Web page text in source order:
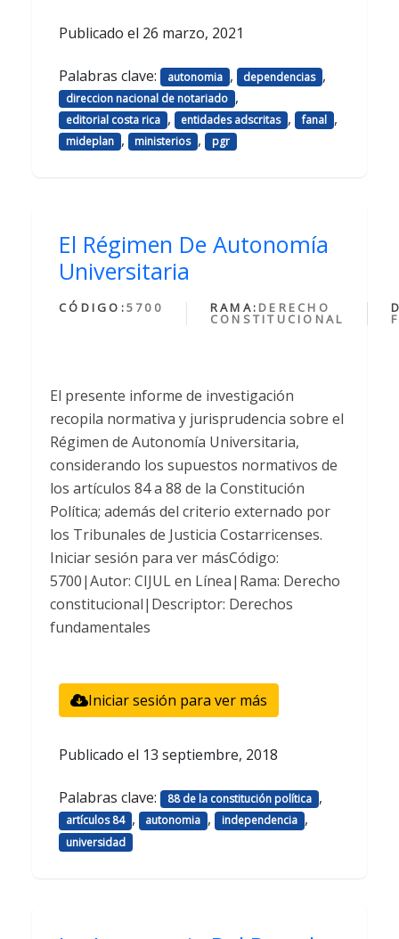
Publicado el 26 marzo, 2021
Palabras clave: autonomia , dependencias ,
direccion nacional de notariado ,
editorial costa rica , entidades adscritas , fanal ,
mideplan , ministerios , pgr
El Régimen De Autonomía
Universitaria
CÓDIGO:5700 RAMA: DERECHO
CONSTITUCIONAL
El presente informe de investigación
recopila normativa y jurisprudencia sobre el
Régimen de Autonomía Universitaria,
considerando los supuestos normativos de
los artículos 84 a 88 de la Constitución
Política; además del criterio externado por
los Tribunales de Justicia Costarricenses.
Iniciar sesión para ver másCódigo:
5700|Autor: CIJUL en Línea|Rama: Derecho
constitucional|Descriptor: Derechos
fundamentales
Iniciar sesión para ver más
Publicado el 13 septiembre, 2018
Palabras clave: 88 de la constitución política ,
artículos 84 , autonomia , independencia ,
universidad